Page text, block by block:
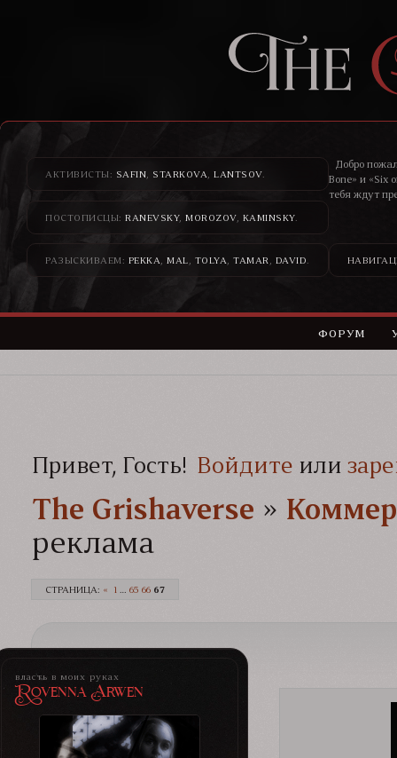
АКТИВИСТЫ: SAFIN STARKOVA LANTSOV.
ПОСТОПИСЦЫ: RANEVSKY, MOROZOV, KAMINSKY.
РАЗЫСКИВАЕМ: PEKKA MAL TOLYA TAMAR DAVID
Добро
Bone» и «Six
тебя ждут
ФОРУМ
Привет, Гость! Войдите или
The Grishaverse­­­ »
реклама
СТРАНИЦА: « 1 65 66 67
власть в моих руках
Rovenna Arwen